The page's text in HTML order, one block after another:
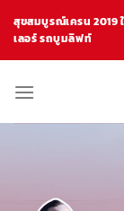
content
สุขสมบูรณ์เครน 2019
เลอร์ รถบูมลิฟท์